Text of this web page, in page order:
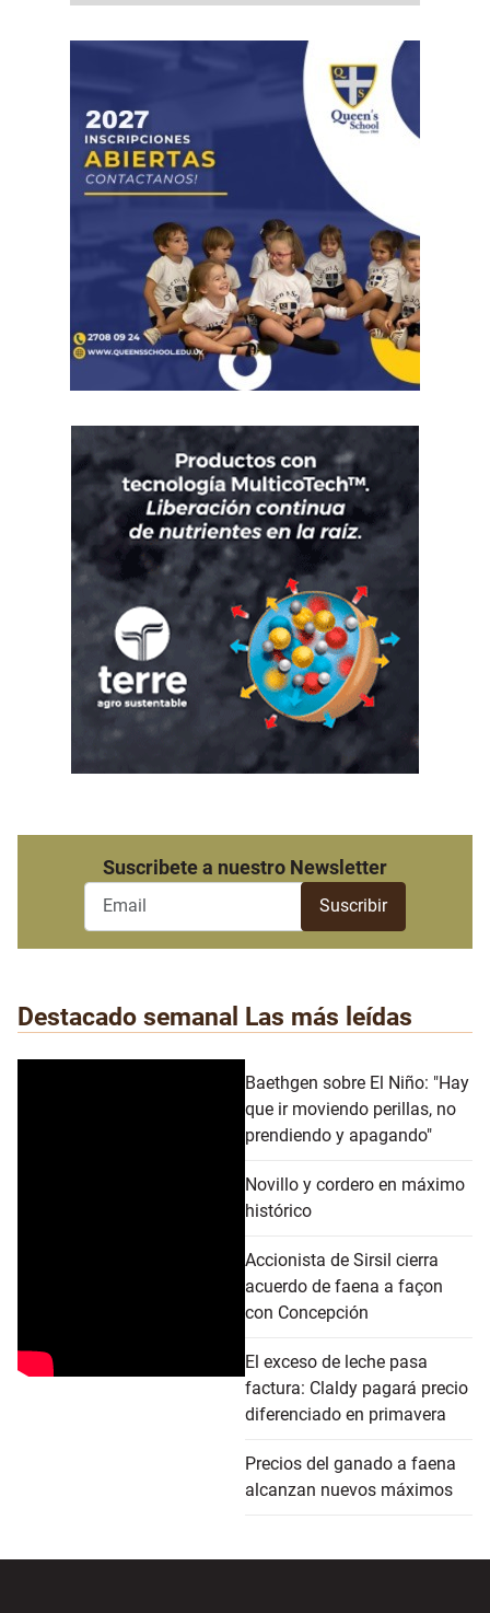
Suscribete a nuestro Newsletter
Destacado semanal Las más leídas
Baethgen sobre El Niño: "Hay
que ir moviendo perillas, no
prendiendo y apagando"
Novillo y cordero en máximo
histórico
Accionista de Sirsil cierra
acuerdo de faena a façon
con Concepción
El exceso de leche pasa
factura: Claldy pagará precio
diferenciado en primavera
Precios del ganado a faena
alcanzan nuevos máximos